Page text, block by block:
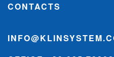
CONTACTS